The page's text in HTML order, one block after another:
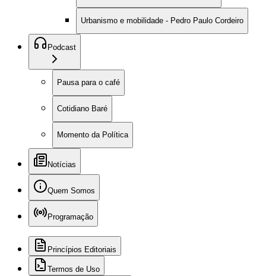
Urbanismo e mobilidade - Pedro Paulo Cordeiro
Podcast
Pausa para o café
Cotidiano Baré
Momento da Política
Notícias
Quem Somos
Programação
Princípios Editoriais
Termos de Uso